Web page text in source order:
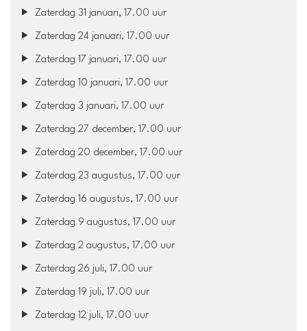
Zaterdag 31 januari, 17.00 uur
Zaterdag 24 januari, 17.00 uur
Zaterdag 17 januari, 17.00 uur
Zaterdag 10 januari, 17.00 uur
Zaterdag 3 januari, 17.00 uur
Zaterdag 27 december, 17.00 uur
Zaterdag 20 december, 17.00 uur
Zaterdag 23 augustus, 17.00 uur
Zaterdag 16 augustus, 17.00 uur
Zaterdag 9 augustus, 17.00 uur
Zaterdag 2 augustus, 17.00 uur
Zaterdag 26 juli, 17.00 uur
Zaterdag 19 juli, 17.00 uur
Zaterdag 12 juli, 17.00 uur